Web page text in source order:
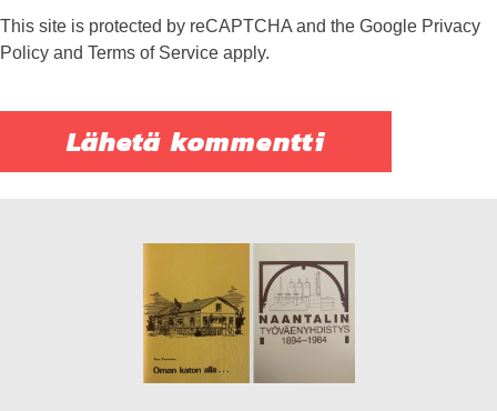
This site is protected by reCAPTCHA and the Google Privacy
Policy and Terms of Service apply.